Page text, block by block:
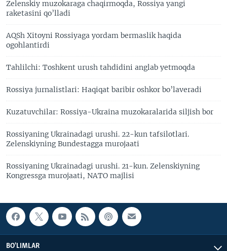
Zelenskiy muzokaraga chaqirmoqda, Rossiya yangi
raketasini qo’lladi
AQSh Xitoyni Rossiyaga yordam bermaslik haqida
ogohlantirdi
Tahlilchi: Toshkent urush tahdidini anglab yetmoqda
Rossiya jurnalistlari: Haqiqat baribir oshkor bo’laveradi
Kuzatuvchilar: Rossiya-Ukraina muzokaralarida siljish bor
Rossiyaning Ukrainadagi urushi. 22-kun tafsilotlari.
Zelenskiyning Bundestagga murojaati
Rossiyaning Ukrainadagi urushi. 21-kun. Zelenskiyning
Kongressga murojaati, NATO majlisi
BO'LIMLAR